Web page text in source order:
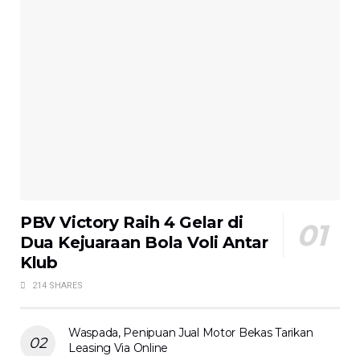
PBV Victory Raih 4 Gelar di
Dua Kejuaraan Bola Voli Antar
Klub
214 SHARES
Waspada, Penipuan Jual Motor Bekas Tarikan
Leasing Via Online